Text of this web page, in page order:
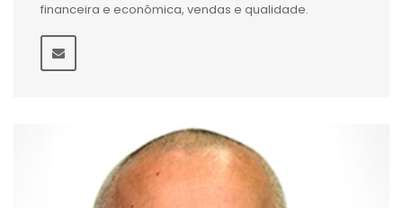
financeira e econômica, vendas e qualidade.